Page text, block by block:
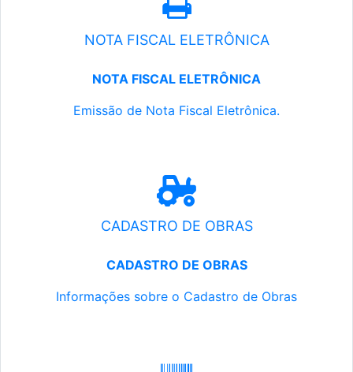
NOTA FISCAL ELETRÔNICA
NOTA FISCAL ELETRÔNICA
Emissão de Nota Fiscal Eletrônica.
CADASTRO DE OBRAS
CADASTRO DE OBRAS
Informações sobre o Cadastro de Obras